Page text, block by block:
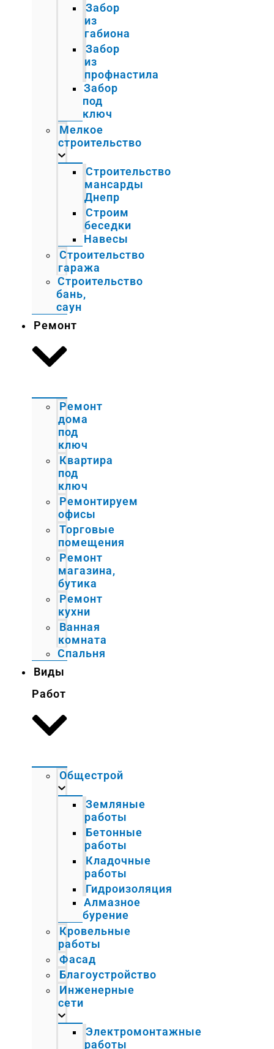
Забор
из
габиона
Забор
из
профнастила
Забор
под
ключ
Мелкое
строительство
Строительство
мансарды
Днепр
Строим
беседки
Навесы
Строительство
гаража
Строительство
бань,
саун
Ремонт
Ремонт
дома
под
ключ
Квартира
под
ключ
Ремонтируем
офисы
Торговые
помещения
Ремонт
магазина,
бутика
Ремонт
кухни
Ванная
комната
Спальня
Виды
Работ
Общестрой
Земляные
работы
Бетонные
работы
Кладочные
работы
Гидроизоляция
Алмазное
бурение
Кровельные
работы
Фасад
Благоустройство
Инженерные
сети
Электромонтажные
работы